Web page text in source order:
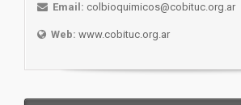
Email: colbioquimicos@cobituc.org.ar
Web: www.cobituc.org.ar